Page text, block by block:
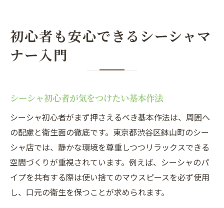
シーシャ利用時の気配りと作法の基本
鉢山町で守るべきシーシャの習慣
渋谷区で失敗しないシーシャマナー実践法
初めての鉢山町シーシャ体験で意識したい
点
快適なシーシャ体験に欠かせない基本
シーシャの快適な吸い方と席での振る舞い
シーシャ時間を充実させるマナーの工夫
快適にシーシャを楽しむための基本ルール
初心者も安心できるシーシャマ
ナー入門
シーシャ初心者が気をつけたい基本作法
シーシャ初心者がまず押さえるべき基本作法は、周囲へ
の配慮と衛生面の徹底です。東京都渋谷区鉢山町のシー
シャ店では、静かな環境を尊重しつつリラックスできる
空間づくりが重視されています。例えば、シーシャのパ
イプを共有する際は使い捨てのマウスピースを必ず使用
し、口元の衛生を保つことが求められます。